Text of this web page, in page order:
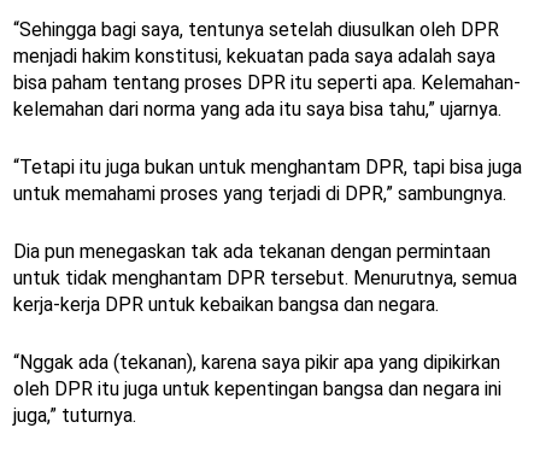
“Sehingga bagi saya, tentunya setelah diusulkan oleh DPR
menjadi hakim konstitusi, kekuatan pada saya adalah saya
bisa paham tentang proses DPR itu seperti apa. Kelemahan-
kelemahan dari norma yang ada itu saya bisa tahu,” ujarnya.
“Tetapi itu juga bukan untuk menghantam DPR, tapi bisa juga
untuk memahami proses yang terjadi di DPR,” sambungnya.
Dia pun menegaskan tak ada tekanan dengan permintaan
untuk tidak menghantam DPR tersebut. Menurutnya, semua
kerja-kerja DPR untuk kebaikan bangsa dan negara.
“Nggak ada (tekanan), karena saya pikir apa yang dipikirkan
oleh DPR itu juga untuk kepentingan bangsa dan negara ini
juga,” tuturnya.